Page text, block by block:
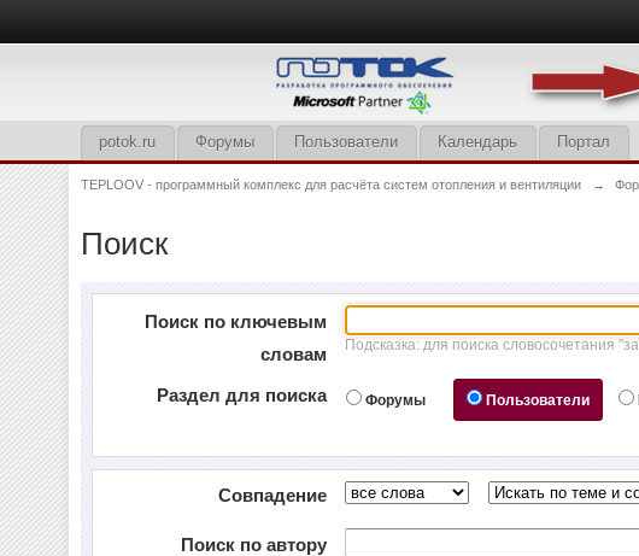
potok.ru Форумы Пользователи Календарь Портал
TEPLOOV - программный комплекс для расчёта систем отопления и вентиляции →
Поиск
Поиск по ключевым
словам
Подсказка: для поиска словосочетания
Раздел для поиска Форумы Пользователи
Совпадение
Поиск по автору